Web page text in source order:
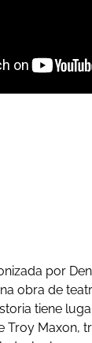
por
obra de
tiene
Troy Maxon,